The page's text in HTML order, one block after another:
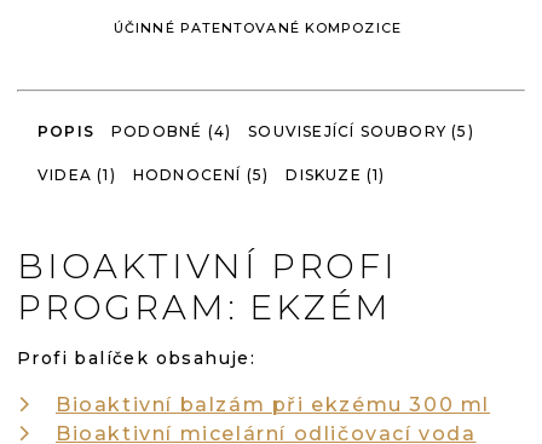
ÚČINNÉ PATENTOVANÉ KOMPOZICE
POPIS PODOBNÉ (4) SOUVISEJÍCÍ SOUBORY (5)
VIDEA (1) HODNOCENÍ (5) DISKUZE (1)
BIOAKTIVNÍ PROFI
PROGRAM: EKZÉM
Profi balíček obsahuje:
Bioaktivní balzám při ekzému 300 ml
Bioaktivní micelární odličovací voda